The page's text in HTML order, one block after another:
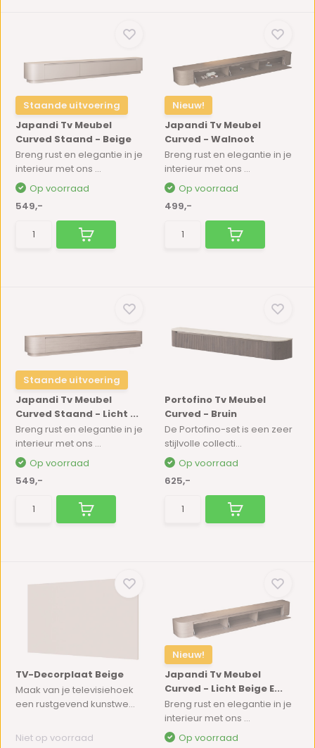
Staande uitvoering
Japandi Tv Meubel
Curved Staand - Beige
Breng rust en elegantie in je
interieur met ons ...
Op voorraad
549,-
Nieuw!
Japandi Tv Meubel
Curved - Walnoot
Breng rust en elegantie in je
interieur met ons ...
Op voorraad
499,-
Staande uitvoering
Japandi Tv Meubel
Curved Staand - Licht ...
Breng rust en elegantie in je
interieur met ons ...
Op voorraad
549,-
Portofino Tv Meubel
Curved - Bruin
De Portofino-set is een zeer
stijlvolle collecti...
Op voorraad
625,-
TV-Decorplaat Beige
Maak van je televisiehoek
een rustgevend kunstwe...
Niet op voorraad
Nieuw!
Japandi Tv Meubel
Curved - Licht Beige E...
Breng rust en elegantie in je
interieur met ons ...
Op voorraad